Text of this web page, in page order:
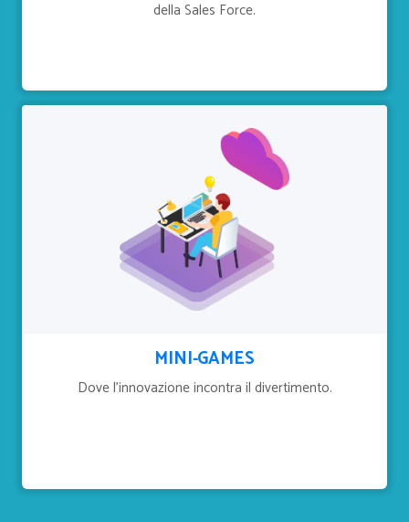
della Sales Force.
MINI-GAMES
Dove l'innovazione incontra il divertimento.